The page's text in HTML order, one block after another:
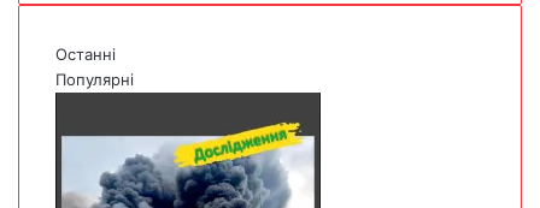
Останні
Популярні